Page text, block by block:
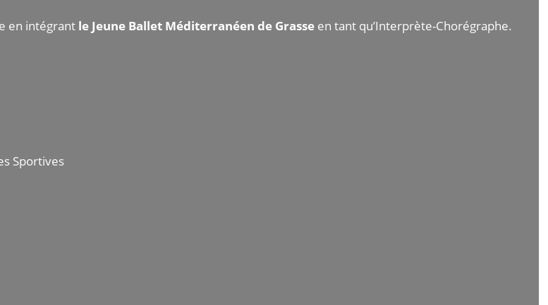
en intégrant le Jeune Ballet Méditerranéen de Grasse en tant qu’Interprète-Chorégraphe.
Sportives